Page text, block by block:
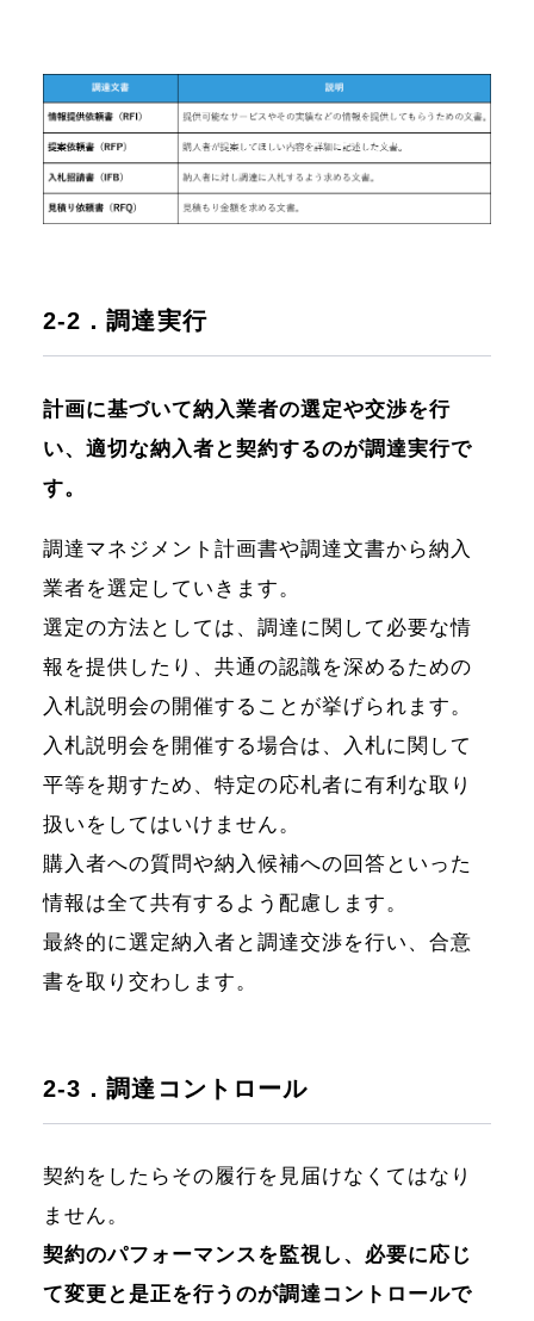
2-2．調達実行
計画に基づいて納入業者の選定や交渉を行
い、適切な納入者と契約するのが調達実行で
す。
調達マネジメント計画書や調達文書から納入
業者を選定していきます。
選定の方法としては、調達に関して必要な情
報を提供したり、共通の認識を深めるための
入札説明会の開催することが挙げられます。
入札説明会を開催する場合は、入札に関して
平等を期すため、特定の応札者に有利な取り
扱いをしてはいけません。
購入者への質問や納入候補への回答といった
情報は全て共有するよう配慮します。
最終的に選定納入者と調達交渉を行い、合意
書を取り交わします。
2-3．調達コントロール
契約をしたらその履行を見届けなくてはなり
ません。
契約のパフォーマンスを監視し、必要に応じ
て変更と是正を行うのが調達コントロールで